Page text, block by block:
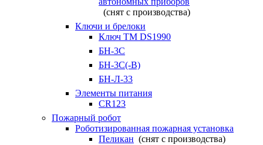
(снят с производства)
Ключи и брелоки
Ключ TM DS1990
БН-3С
БН-3С(-В)
БН-Л-33
Элементы питания
CR123
Пожарный робот
Роботизированная пожарная установка
Пеликан (снят с производства)